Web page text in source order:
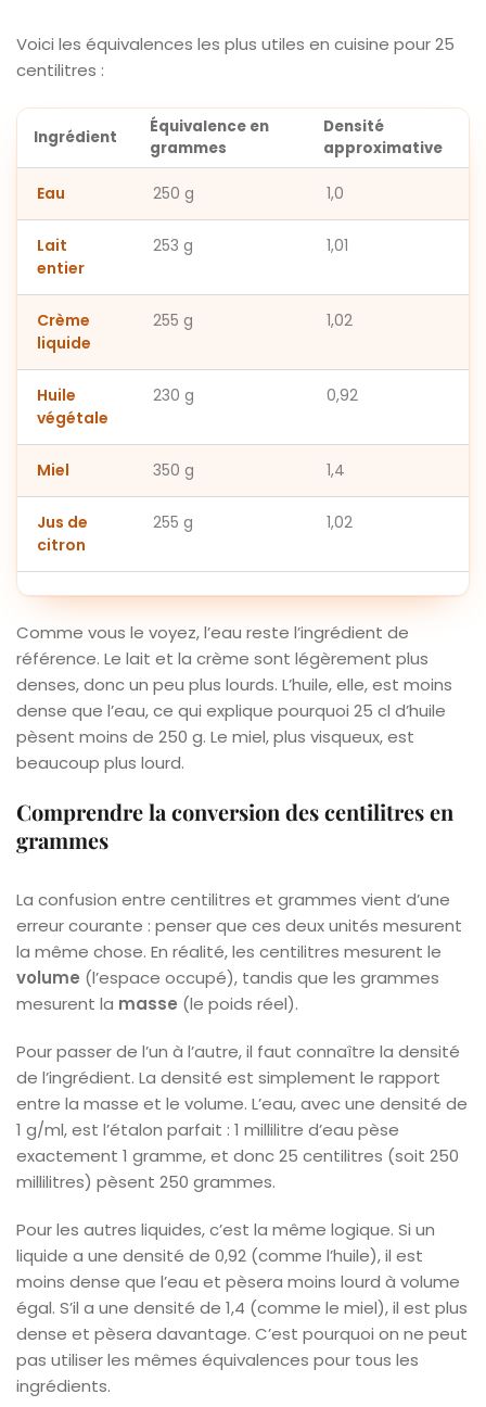
Voici les équivalences les plus utiles en cuisine pour 25
centilitres :
Ingrédient
Équivalence en
grammes
Densité
approximative
Eau 250 g 1,0
Lait
entier
253 g 1,01
Crème
liquide
255 g 1,02
Huile
végétale
230 g 0,92
Miel 350 g 1,4
Jus de
citron
255 g 1,02
Comme vous le voyez, l’eau reste l’ingrédient de
référence. Le lait et la crème sont légèrement plus
denses, donc un peu plus lourds. L’huile, elle, est moins
dense que l’eau, ce qui explique pourquoi 25 cl d’huile
pèsent moins de 250 g. Le miel, plus visqueux, est
beaucoup plus lourd.
Comprendre la conversion des centilitres en
grammes
La confusion entre centilitres et grammes vient d’une
erreur courante : penser que ces deux unités mesurent
la même chose. En réalité, les centilitres mesurent le
volume (l’espace occupé), tandis que les grammes
mesurent la masse (le poids réel).
Pour passer de l’un à l’autre, il faut connaître la densité
de l’ingrédient. La densité est simplement le rapport
entre la masse et le volume. L’eau, avec une densité de
1 g/ml, est l’étalon parfait : 1 millilitre d’eau pèse
exactement 1 gramme, et donc 25 centilitres (soit 250
millilitres) pèsent 250 grammes.
Pour les autres liquides, c’est la même logique. Si un
liquide a une densité de 0,92 (comme l’huile), il est
moins dense que l’eau et pèsera moins lourd à volume
égal. S’il a une densité de 1,4 (comme le miel), il est plus
dense et pèsera davantage. C’est pourquoi on ne peut
pas utiliser les mêmes équivalences pour tous les
ingrédients.